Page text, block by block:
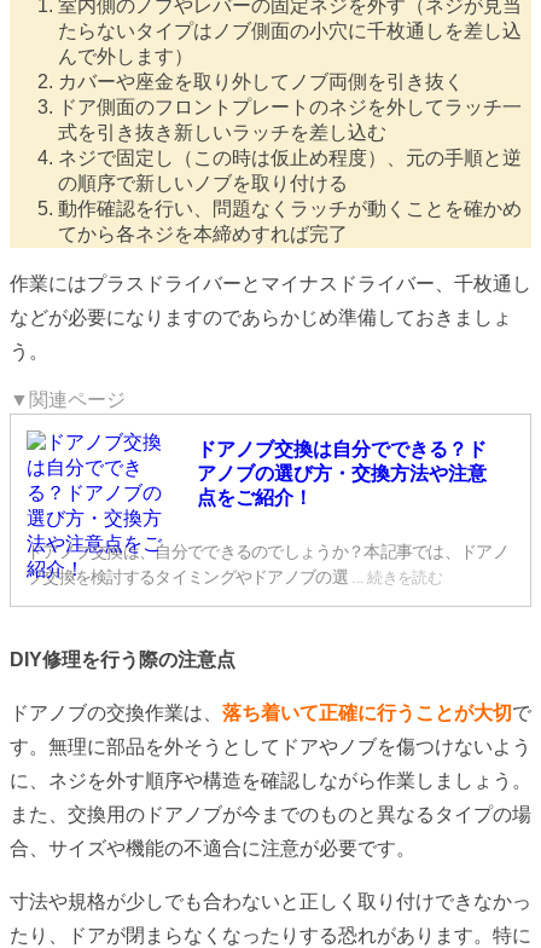
室内側のノブやレバーの固定ネジを外す（ネジが見当
たらないタイプはノブ側面の小穴に千枚通しを差し込
んで外します）
カバーや座金を取り外してノブ両側を引き抜く
ドア側面のフロントプレートのネジを外してラッチ一
式を引き抜き新しいラッチを差し込む
ネジで固定し（この時は仮止め程度）、元の手順と逆
の順序で新しいノブを取り付ける
動作確認を行い、問題なくラッチが動くことを確かめ
てから各ネジを本締めすれば完了
作業にはプラスドライバーとマイナスドライバー、千枚通し
などが必要になりますのであらかじめ準備しておきましょ
う。
▼関連ページ
ドアノブ交換は自分でできる？ド
アノブの選び方・交換方法や注意
点をご紹介！
ドアノブ交換は、自分でできるのでしょうか？本記事では、ドアノ
ブ交換を検討するタイミングやドアノブの選... 続きを読む
DIY修理を行う際の注意点
ドアノブの交換作業は、 落ち着いて正確に行うことが大切で
す。無理に部品を外そうとしてドアやノブを傷つけないよう
に、ネジを外す順序や構造を確認しながら作業しましょう。
また、交換用のドアノブが今までのものと異なるタイプの場
合、サイズや機能の不適合に注意が必要です。
寸法や規格が少しでも合わないと正しく取り付けできなかっ
たり、ドアが閉まらなくなったりする恐れがあります。特に